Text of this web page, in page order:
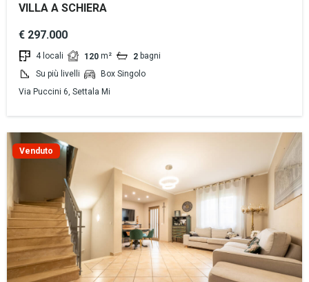
VILLA A SCHIERA
€ 297.000
4 locali 120 m² 2 bagni
Su più livelli
Box Singolo
Via Puccini 6, Settala Mi
Venduto